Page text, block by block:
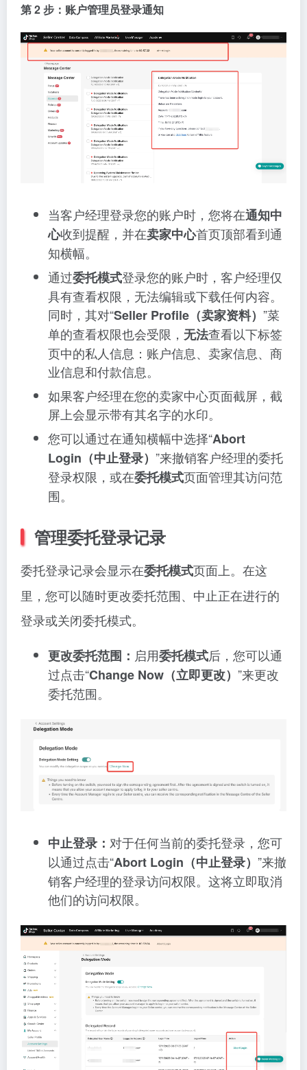
第 2 步：账户管理员登录通知
当客户经理登录您的账户时，您将在通知中
心收到提醒，并在卖家中心首页顶部看到通
知横幅。
通过委托模式登录您的账户时，客户经理仅
具有查看权限，无法编辑或下载任何内容。
同时，其对“Seller Profile（卖家资料） ”菜
单的查看权限也会受限， 无法查看以下标签
页中的私人信息：账户信息、卖家信息、商
业信息和付款信息。
如果客户经理在您的卖家中心页面截屏，截
屏上会显示带有其名字的水印。
您可以通过在通知横幅中选择“Abort
Login（中止登录） ”来撤销客户经理的委托
登录权限，或在委托模式页面管理其访问范
围。
管理委托登录记录
委托登录记录会显示在委托模式页面上。在这
里，您可以随时更改委托范围、中止正在进行的
登录或关闭委托模式。
更改委托范围： 启用委托模式后，您可以通
过点击“Change Now（立即更改） ”来更改
委托范围。
中止登录： 对于任何当前的委托登录，您可
以通过点击“Abort Login（中止登录） ”来撤
销客户经理的登录访问权限。这将立即取消
他们的访问权限。